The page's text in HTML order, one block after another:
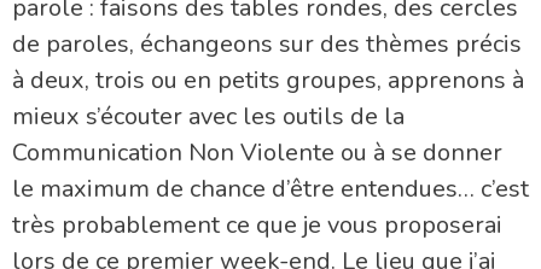
parole : faisons des tables rondes, des cercles
de paroles, échangeons sur des thèmes précis
à deux, trois ou en petits groupes, apprenons à
mieux s’écouter avec les outils de la
Communication Non Violente ou à se donner
le maximum de chance d’être entendues… c’est
très probablement ce que je vous proposerai
lors de ce premier week-end. Le lieu que j’ai